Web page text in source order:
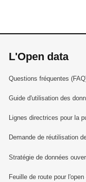
L'Open data
Questions fréquentes
Guide d'utilisation des
Lignes directrices pour la
Demande de réutilisation
Stratégie de données
Feuille de route pour l'open